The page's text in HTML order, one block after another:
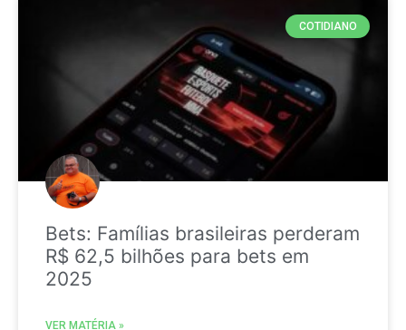
COTIDIANO
Bets: Famílias brasileiras perderam
R$ 62,5 bilhões para bets em
2025
VER MATÉRIA »